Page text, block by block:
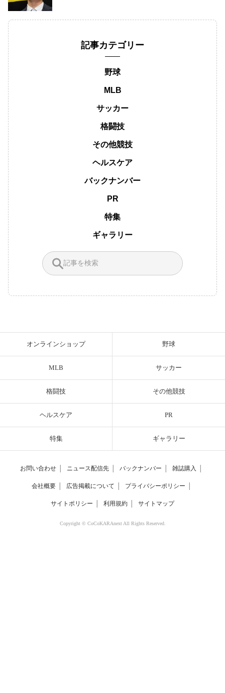
記事カテゴリー
野球
MLB
サッカー
格闘技
その他競技
ヘルスケア
バックナンバー
PR
特集
ギャラリー
オンラインショップ 野球
MLB サッカー
格闘技 その他競技
ヘルスケア PR
特集 ギャラリー
お問い合わせ ニュース配信先 バックナンバー 雑誌購入
会社概要 広告掲載について プライバシーポリシー
サイトポリシー 利用規約 サイトマップ
Copyright © CoCoKARAnext All Rights Reserved.